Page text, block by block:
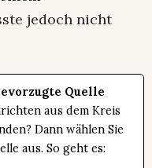
jedoch nicht
Quelle
aus dem Kreis
Dann wählen Sie
aus. So geht es: